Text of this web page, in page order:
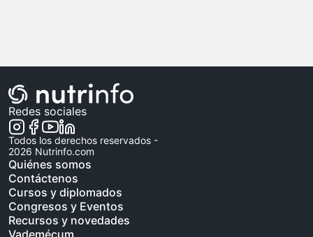
Redes sociales
Todos los derechos reservados -
2026 Nutrinfo.com
Quiénes somos
Contáctenos
Cursos y diplomados
Congresos y Eventos
Recursos y novedades
Vademécum